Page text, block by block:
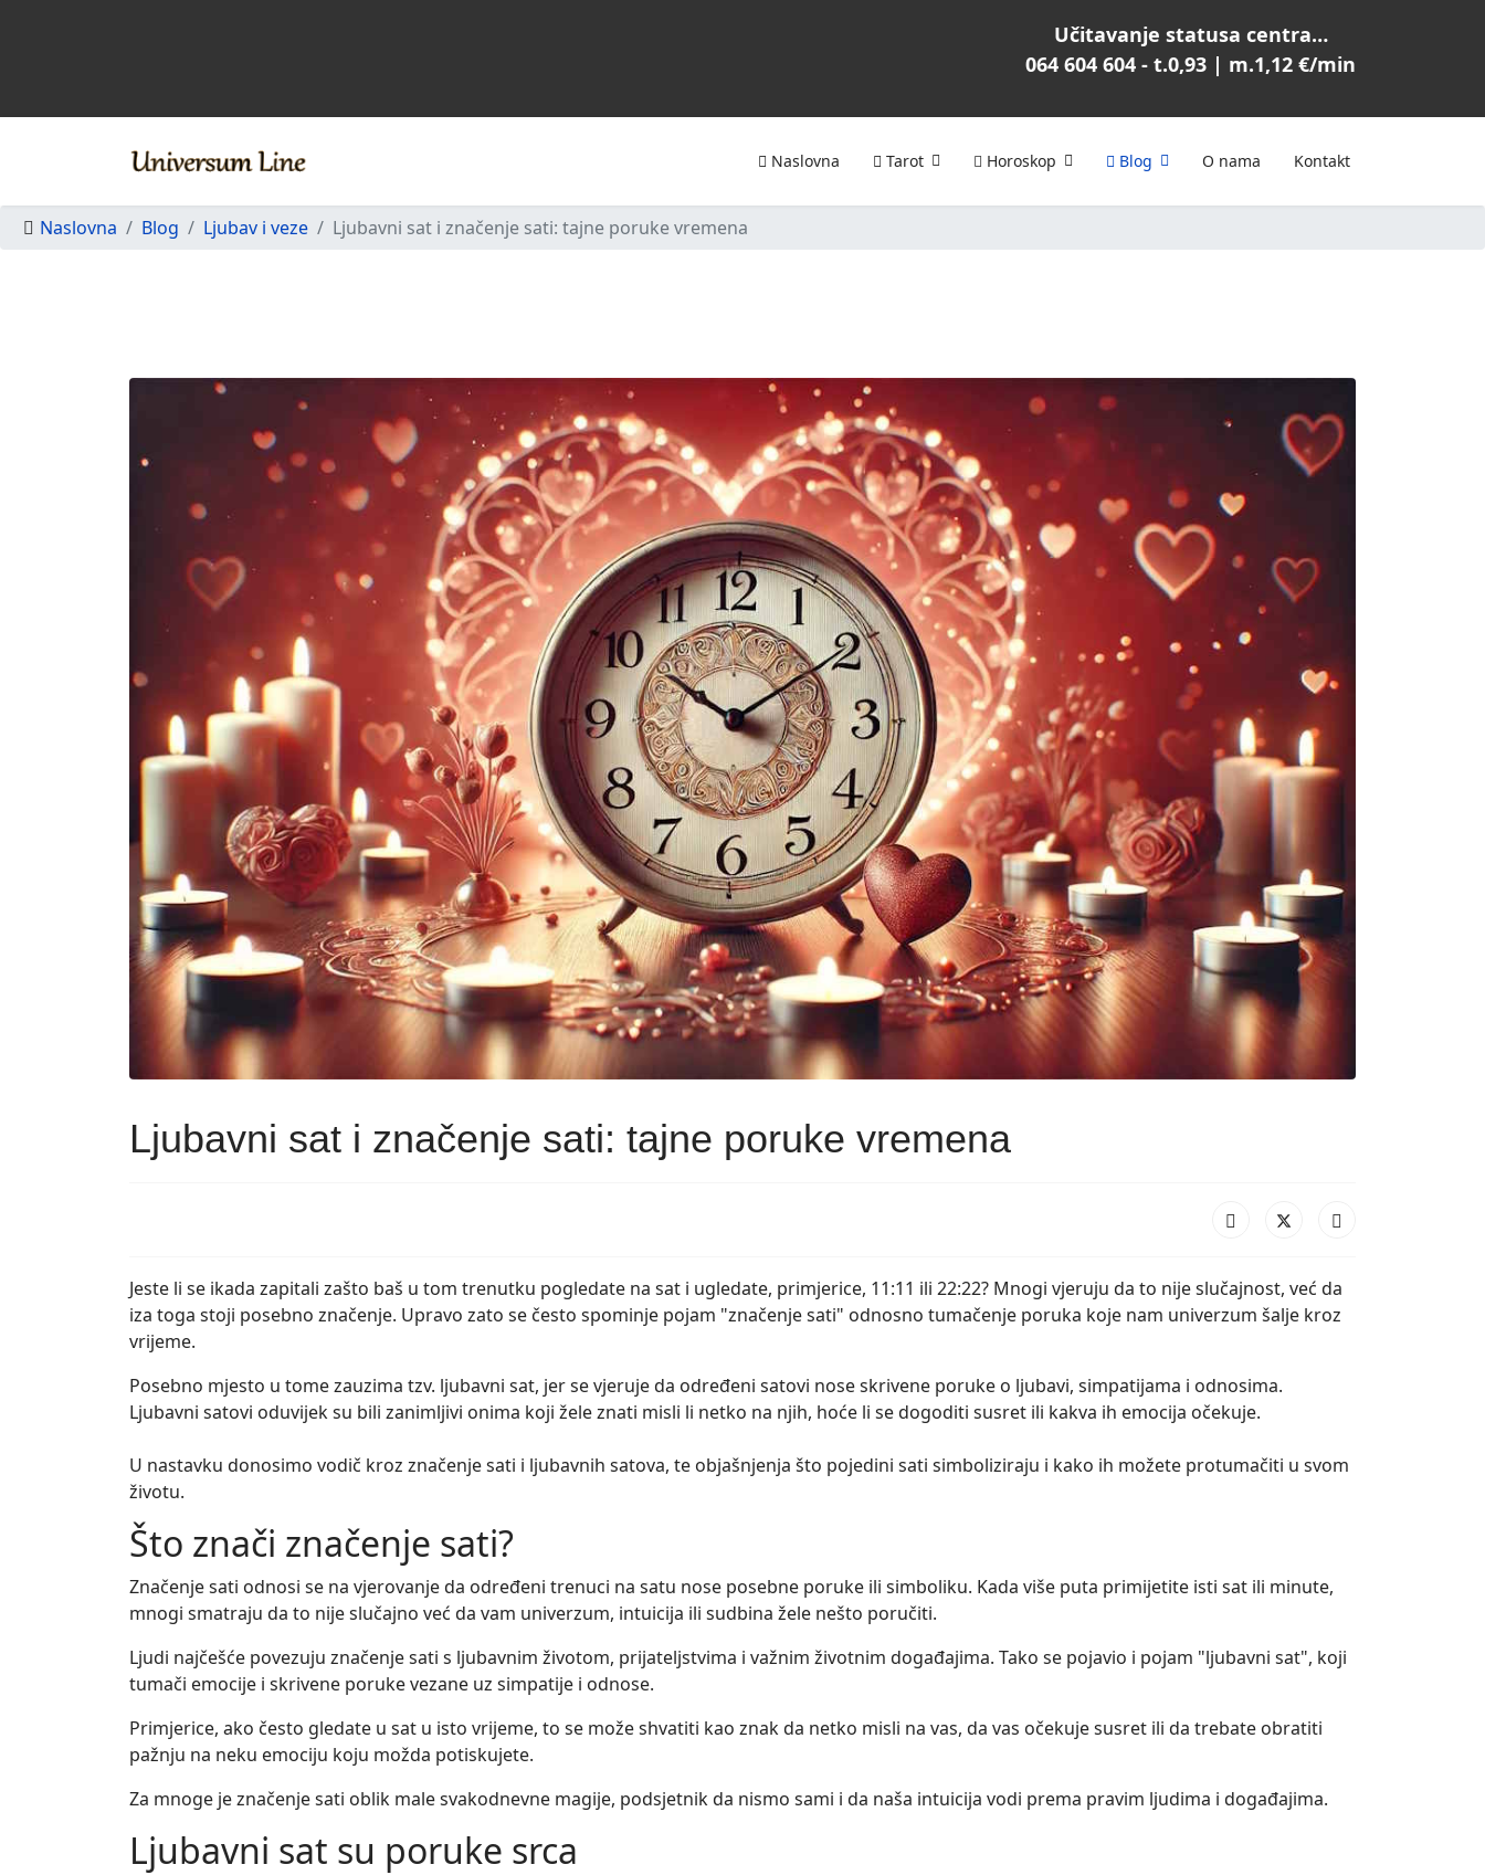
Učitavanje statusa centra…
064 604 604 - t.0,93 | m.1,12 €/min
Naslovna Tarot Horoskop Blog O nama Kontakt
Naslovna Blog Ljubav i veze Ljubavni sat i značenje sati: tajne poruke vremena
Ljubavni sat i značenje sati: tajne poruke vremena
Jeste li se ikada zapitali zašto baš u tom trenutku pogledate na sat i ugledate, primjerice, 11:11 ili 22:22? Mnogi vjeruju da to nije slučajnost, već da
iza toga stoji posebno značenje. Upravo zato se često spominje pojam "značenje sati" odnosno tumačenje poruka koje nam univerzum šalje kroz
vrijeme.
Posebno mjesto u tome zauzima tzv. ljubavni sat, jer se vjeruje da određeni satovi nose skrivene poruke o ljubavi, simpatijama i odnosima.
Ljubavni satovi oduvijek su bili zanimljivi onima koji žele znati misli li netko na njih, hoće li se dogoditi susret ili kakva ih emocija očekuje.
U nastavku donosimo vodič kroz značenje sati i ljubavnih satova, te objašnjenja što pojedini sati simboliziraju i kako ih možete protumačiti u svom
životu.
Što znači značenje sati?
Značenje sati odnosi se na vjerovanje da određeni trenuci na satu nose posebne poruke ili simboliku. Kada više puta primijetite isti sat ili minute,
mnogi smatraju da to nije slučajno već da vam univerzum, intuicija ili sudbina žele nešto poručiti.
Ljudi najčešće povezuju značenje sati s ljubavnim životom, prijateljstvima i važnim životnim događajima. Tako se pojavio i pojam "ljubavni sat", koji
tumači emocije i skrivene poruke vezane uz simpatije i odnose.
Primjerice, ako često gledate u sat u isto vrijeme, to se može shvatiti kao znak da netko misli na vas, da vas očekuje susret ili da trebate obratiti
pažnju na neku emociju koju možda potiskujete.
Za mnoge je značenje sati oblik male svakodnevne magije, podsjetnik da nismo sami i da naša intuicija vodi prema pravim ljudima i događajima.
Ljubavni sat su poruke srca